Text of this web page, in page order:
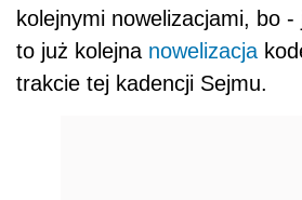
kolejnymi nowelizacjami, bo -
to już kolejna nowelizacja
trakcie tej kadencji Sejmu.